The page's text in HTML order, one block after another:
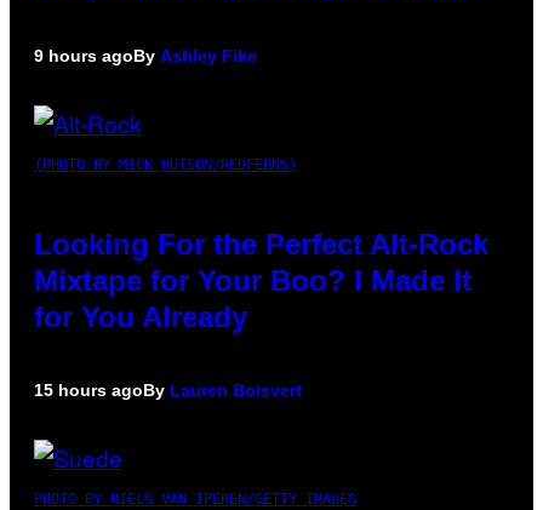
9 hours agoBy Ashley Fike
(PHOTO BY MICK HUTSON/REDFERNS)
Looking For the Perfect Alt-Rock
Mixtape for Your Boo? I Made It
for You Already
15 hours agoBy Lauren Boisvert
PHOTO BY NIELS VAN IPEREN/GETTY IMAGES